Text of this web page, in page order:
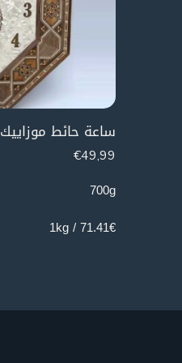
ساعة حائط موزاييك
€49,99
700g
71.41€ / 1kg